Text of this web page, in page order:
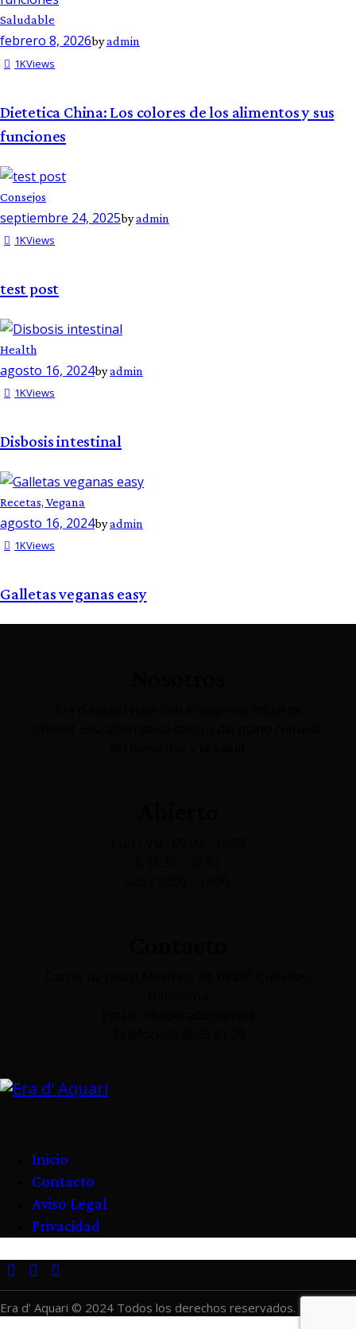
Saludable
febrero 8, 2026byadmin
1KViews
Dietetica China: Los colores de los alimentos y sus
funciones
Consejos
septiembre 24, 2025byadmin
1KViews
test post
Health
agosto 16, 2024byadmin
1KViews
Disbosis intestinal
Recetas, Vegana
agosto 16, 2024byadmin
1KViews
Galletas veganas easy
Inicio
Contacto
Aviso Legal
Privacidad
Era d’ Aquari © 2024 Todos los derechos reservados.